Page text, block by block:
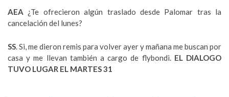
AEA ¿Te ofrecieron algún traslado desde Palomar tras la
cancelación del lunes?
SS. Si, me dieron remis para volver ayer y mañana me buscan por
casa y me llevan también a cargo de flybondi. EL DIALOGO
TUVO LUGAR EL MARTES 31